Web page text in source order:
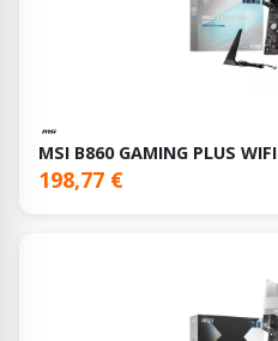
MSI B860 GAMING PLUS WIFI
198,77 €